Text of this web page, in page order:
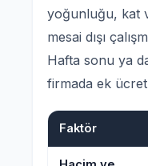
yoğunluğu, kat
mesai dışı
Hafta sonu ya
firmada ek
Faktör